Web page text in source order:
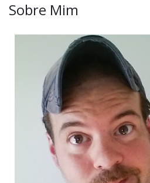
Sobre Mim